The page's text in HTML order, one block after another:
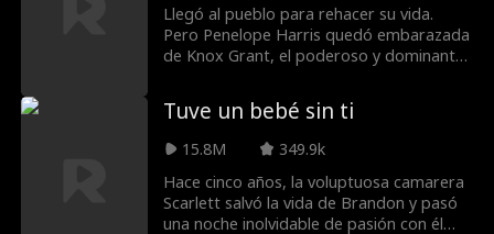
Llegó al pueblo para rehacer su vida.
Pero Penelope Harris quedó embarazada
de Knox Grant, el poderoso y dominante
vaquero dueño del rancho donde trabaja.
Ahora Penelope está atrapada entre el
hombre capaz de incendiar el mundo por
ella… y el ex que hará lo que sea por verla
consumirse.
Tuve un bebé sin ti
15.8M
349.9k
Hace cinco años, la voluptuosa camarera
Scarlett salvó la vida de Brandon y pasó
una noche inolvidable de pasión con él